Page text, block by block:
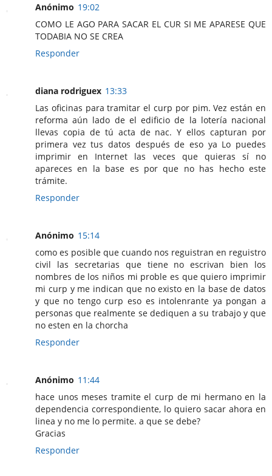
Anónimo 19:02
COMO LE AGO PARA SACAR EL CUR SI ME APARESE QUE
TODABIA NO SE CREA
Responder
diana rodriguex 13:33
Las oficinas para tramitar el curp por pim. Vez están en
reforma aún lado de el edificio de la lotería nacional
llevas copia de tú acta de nac. Y ellos capturan por
primera vez tus datos después de eso ya Lo puedes
imprimir en Internet las veces que quieras sí no
apareces en la base es por que no has hecho este
trámite.
Responder
Anónimo 15:14
como es posible que cuando nos reguistran en reguistro
civil las secretarias que tiene no escrivan bien los
nombres de los niños mi proble es que quiero imprimir
mi curp y me indican que no existo en la base de datos
y que no tengo curp eso es intolenrante ya pongan a
personas que realmente se dediquen a su trabajo y que
no esten en la chorcha
Responder
Anónimo 11:44
hace unos meses tramite el curp de mi hermano en la
dependencia correspondiente, lo quiero sacar ahora en
linea y no me lo permite. a que se debe?
Gracias
Responder